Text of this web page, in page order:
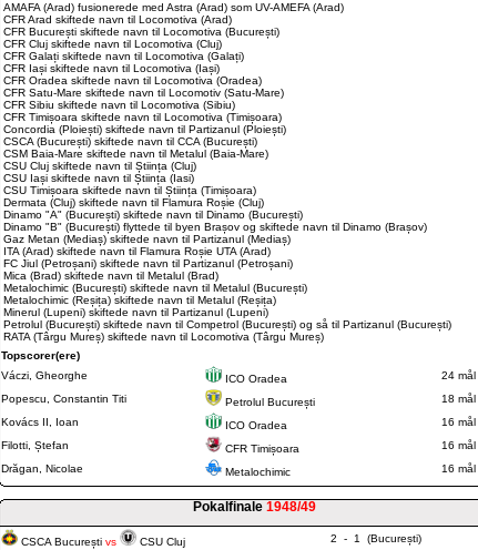
AMAFA (Arad) fusionerede med Astra (Arad) som UV-AMEFA (Arad)
CFR Arad skiftede navn til Locomotiva (Arad)
CFR București skiftede navn til Locomotiva (București)
CFR Cluj skiftede navn til Locomotiva (Cluj)
CFR Galați skiftede navn til Locomotiva (Galați)
CFR Iași skiftede navn til Locomotiva (Iași)
CFR Oradea skiftede navn til Locomotiva (Oradea)
CFR Satu-Mare skiftede navn til Locomotiv (Satu-Mare)
CFR Sibiu skiftede navn til Locomotiva (Sibiu)
CFR Timișoara skiftede navn til Locomotiva (Timișoara)
Concordia (Ploiești) skiftede navn til Partizanul (Ploiești)
CSCA (București) skiftede navn til CCA (București)
CSM Baia-Mare skiftede navn til Metalul (Baia-Mare)
CSU Cluj skiftede navn til Știința (Cluj)
CSU Iași skiftede navn til Știința (Iasi)
CSU Timișoara skiftede navn til Știința (Timișoara)
Dermata (Cluj) skiftede navn til Flamura Roșie (Cluj)
Dinamo "A" (București) skiftede navn til Dinamo (București)
Dinamo "B" (București) flyttede til byen Brașov og skiftede navn til Dinamo (Brașov)
Gaz Metan (Mediaș) skiftede navn til Partizanul (Mediaș)
ITA (Arad) skiftede navn til Flamura Roșie UTA (Arad)
FC Jiul (Petroșani) skiftede navn til Partizanul (Petroșani)
Mica (Brad) skiftede navn til Metalul (Brad)
Metalochimic (București) skiftede navn til Metalul (București)
Metalochimic (Reșița) skiftede navn til Metalul (Reșița)
Minerul (Lupeni) skiftede navn til Partizanul (Lupeni)
Petrolul (București) skiftede navn til Competrol (București) og så til Partizanul (București)
RATA (Târgu Mureș) skiftede navn til Locomotiva (Târgu Mureș)
Topscorer(ere)
Váczi, Gheorghe
ICO Oradea
24 mål
Popescu, Constantin Titi
Petrolul București
18 mål
Kovács II, Ioan
ICO Oradea
16 mål
Filotti, Ștefan
CFR Timișoara
16 mål
Drăgan, Nicolae
Metalochimic 16 mål
Pokalfinale 1948/49
CSCA București vs CSU Cluj 2 - 1 (București)